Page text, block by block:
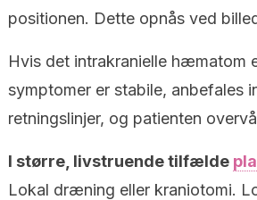
positionen. Dette opnås ved
Hvis det intrakranielle hæmatom
symptomer er stabile, anbefales
retningslinjer, og patienten
I større, livstruende tilfælde
Lokal dræning eller kraniotomi.